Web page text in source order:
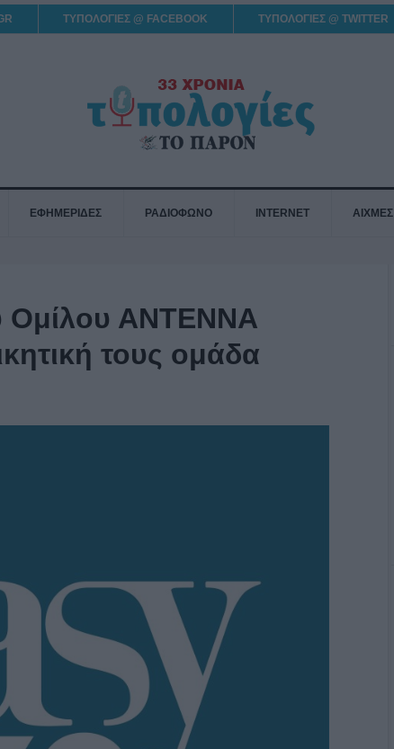
ΤΥΠΟΛΟΓΙΕΣ @ FACEBOOK ΤΥΠΟΛΟΓΙΕΣ @ TWITTER
ΕΦΗΜΕΡΙΔΕΣ ΡΑΔΙΟΦΩΝΟ INTERNET ΑΙΧΜΕΣ
Ομίλου ΑΝΤΕΝΝΑ
τους ομάδα